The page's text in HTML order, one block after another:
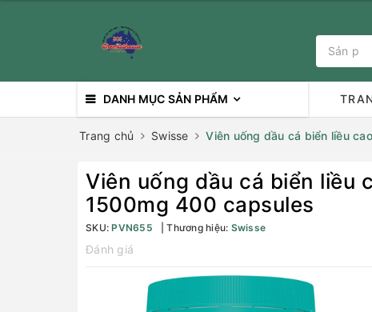
DANH MỤC SẢN PHẨM
Trang chủ Swisse Viên uống dầu cá biển liều
Viên uống dầu cá biển liều
1500mg 400 capsules
SKU:PVN655 Thương hiệu: Swisse
Đánh giá